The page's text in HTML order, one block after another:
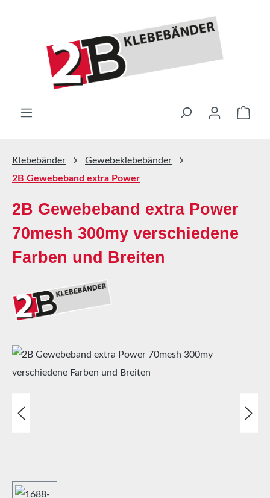
Klebebänder
Gewebeklebebänder
2B Gewebeband extra Power
2B Gewebeband extra Power
70mesh 300my verschiedene
Farben und Breiten
Bildergalerie überspringen